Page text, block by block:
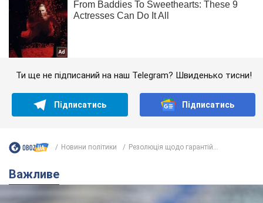
Ти ще не підписаний на наш Telegram? Швиденько тисни!
Підписатись Підписатись
Новини політики Резолюція щодо гарантій...
Важливе